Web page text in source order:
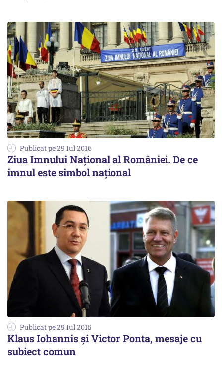
Publicat pe 29 Iul 2016
Ziua Imnului Național al României. De ce
imnul este simbol național
Publicat pe 29 Iul 2015
Klaus Iohannis și Victor Ponta, mesaje cu
subiect comun